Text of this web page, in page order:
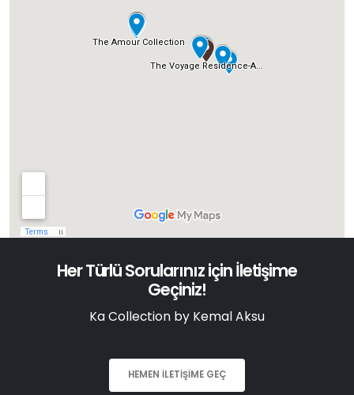
Her Türlü Sorularınız için İletişime
Geçiniz!
Ka Collection by Kemal Aksu
HEMEN İLETIŞIME GEÇ